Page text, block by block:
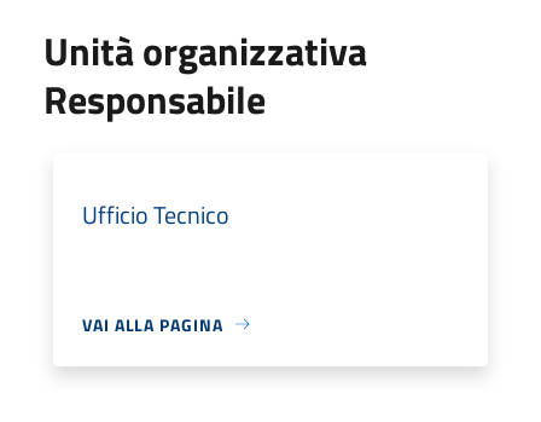
Unità organizzativa
Responsabile
Ufficio Tecnico
VAI ALLA PAGINA